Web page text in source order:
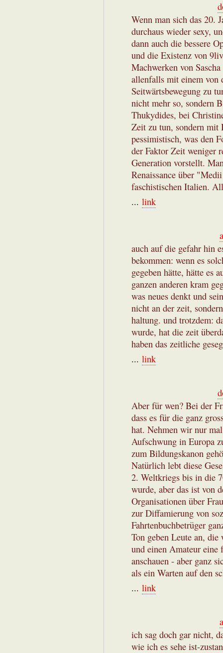
Wenn man sich das 20.
durchaus wieder sexy,
dann auch die bessere
und die Existenz von
Machwerken von
allenfalls mit einem von
Seitwärtsbewegung zu
nicht mehr so, sondern
Thukydides, bei
Zeit zu tun, sondern
pessimistisch, was den
der Faktor Zeit weniger
Generation vorstellt.
Renaissance über
faschistischen Italien.
... link
auch auf die gefahr hin
bekommen: wenn es
gegeben hätte, hätte es
ganzen anderen kram
was neues denkt und
nicht an der zeit,
haltung. und trotzdem:
wurde, hat die zeit
haben das zeitliche
... link
Aber für wen? Bei der
dass es für die ganz
hat. Nehmen wir nur
Aufschwung in Europa
zum Bildungskanon
Natürlich lebt diese
2. Weltkriegs bis in die
wurde, aber das ist von
Organisationen über
zur Diffamierung von
Fahrtenbuchbetrüger
Ton geben Leute an, die
und einen Amateur
anschauen - aber ganz
als ein Warten auf den
... link
ich sag doch gar nicht,
wie ich es sehe ist-